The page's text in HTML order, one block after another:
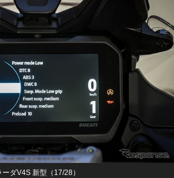
ダV4S 新型（17/28）